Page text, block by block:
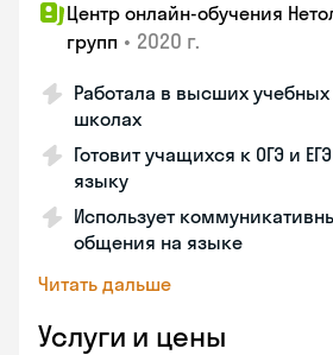
Центр онлайн-обучения
групп • 2020 г.
Работала в высших
школах
Готовит учащихся к ОГЭ и
языку
Использует
общения на языке
Читать дальше
Услуги и цены